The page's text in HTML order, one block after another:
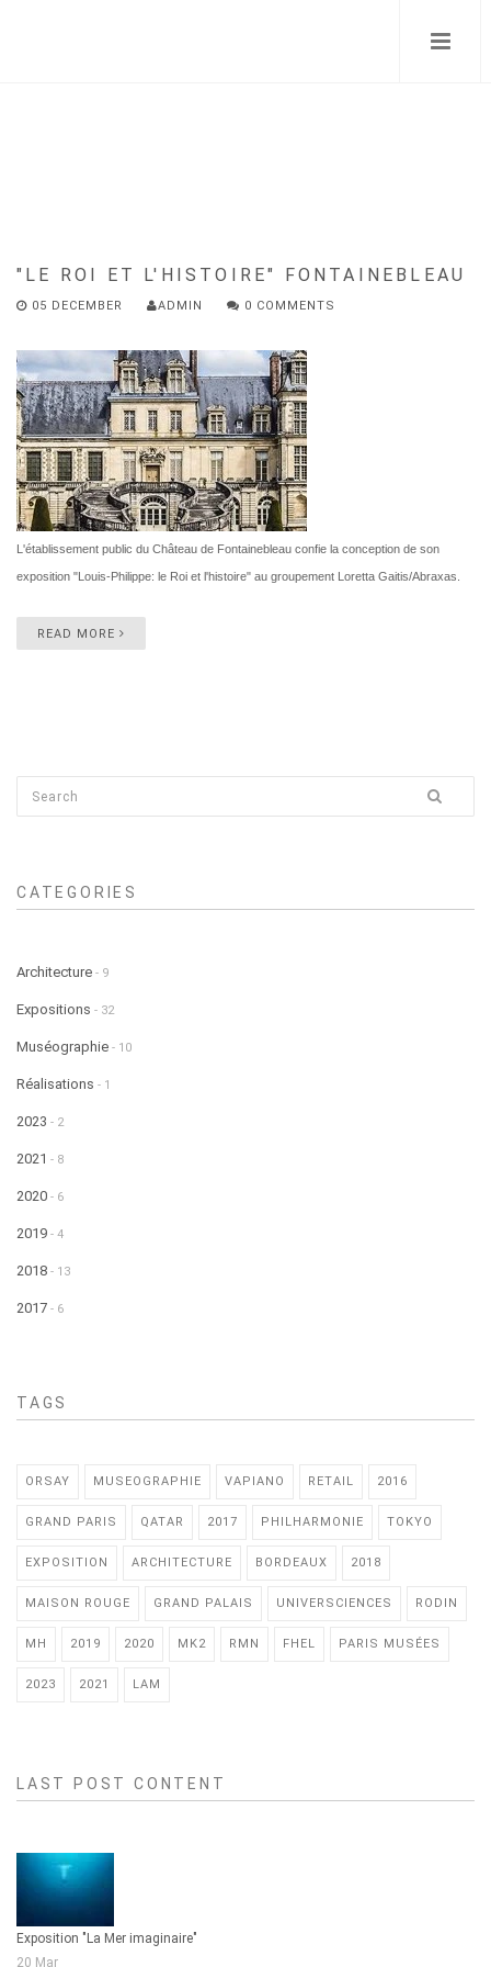
"LE ROI ET L'HISTOIRE" FONTAINEBLEAU
05 DECEMBER ADMIN 0 COMMENTS
L'établissement public du Château de Fontainebleau confie la conception de son
exposition "Louis-Philippe: le Roi et l'histoire" au groupement Loretta Gaitis/Abraxas.
READ MORE
CATEGORIES
Architecture - 9
Expositions - 32
Muséographie - 10
Réalisations - 1
2023 - 2
2021 - 8
2020 - 6
2019 - 4
2018 - 13
2017 - 6
TAGS
ORSAY MUSEOGRAPHIE VAPIANO RETAIL 2016
GRAND PARIS QATAR 2017 PHILHARMONIE TOKYO
EXPOSITION ARCHITECTURE BORDEAUX 2018
MAISON ROUGE GRAND PALAIS UNIVERSCIENCES RODIN
MH 2019 2020 MK2 RMN FHEL PARIS MUSÉES
2023 2021 LAM
LAST POST CONTENT
Exposition "La Mer imaginaire"
20 Mar